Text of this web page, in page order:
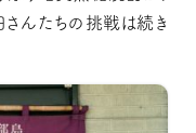
さんたちの挑戦は続き